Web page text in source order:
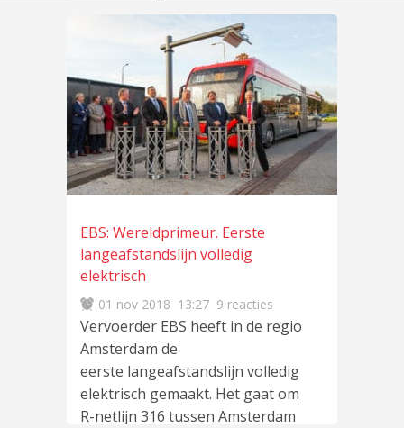
busdiensten in de regiolees
EBS: Wereldprimeur. Eerste
langeafstandslijn volledig
elektrisch
01 nov 2018 13:27 9 reacties
Vervoerder EBS heeft in de regio
Amsterdam de
eerste langeafstandslijn volledig
elektrisch gemaakt. Het gaat om
R-netlijn 316 tussen Amsterdam